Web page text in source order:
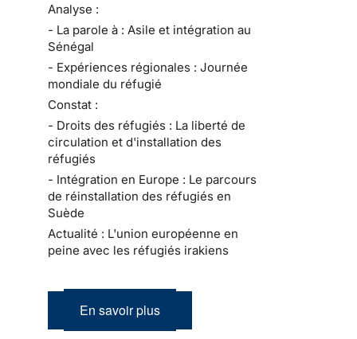
Analyse :
- La parole à : Asile et intégration au
Sénégal
- Expériences régionales : Journée
mondiale du réfugié
Constat :
- Droits des réfugiés : La liberté de
circulation et d'installation des
réfugiés
- Intégration en Europe : Le parcours
de réinstallation des réfugiés en
Suède
Actualité : L'union européenne en
peine avec les réfugiés irakiens
En savoir plus